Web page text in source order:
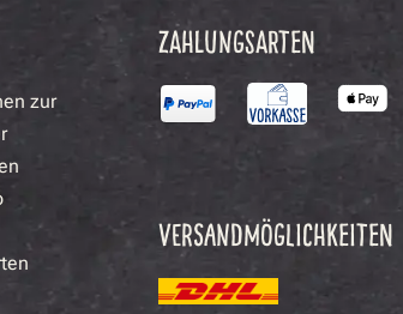
zur
ZAHLUNGSARTEN
VERSANDMÖGLICHKEITEN